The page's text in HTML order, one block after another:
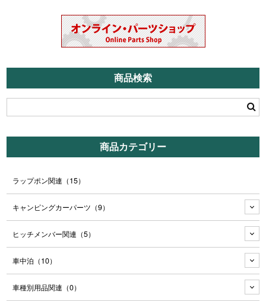
商品検索
商品カテゴリー
ラップポン関連 （15）
キャンピングカーパーツ （9）
ヒッチメンバー関連 （5）
車中泊 （10）
車種別用品関連 （0）